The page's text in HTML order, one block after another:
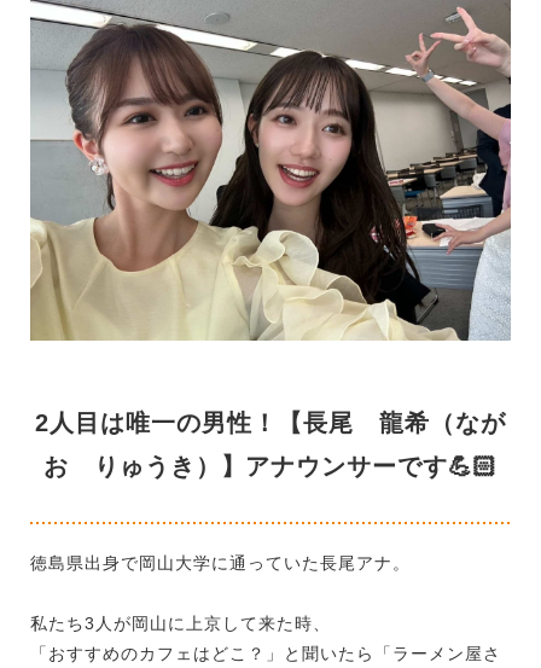
2人目は唯一の男性！【長尾 龍希（なが
お りゅうき）】アナウンサーです💪🏻
徳島県出身で岡山大学に通っていた長尾アナ。
私たち3人が岡山に上京して来た時、
「おすすめのカフェはどこ？」と聞いたら「ラーメン屋さ